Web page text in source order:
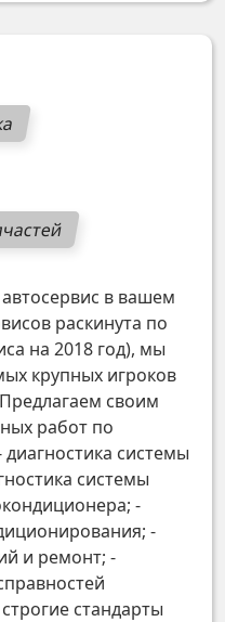
автосервис в вашем
раскинута по
на 2018 год), мы
крупных игроков
своим
работ по
системы
системы
-
-
и ремонт; -
стандарты